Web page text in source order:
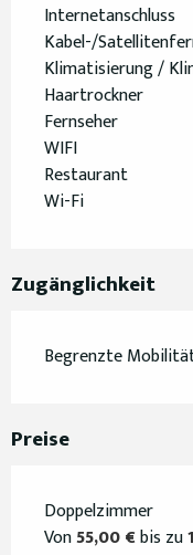
Internetanschluss
Kabel-/
Klimatisierung /
Haartrockner
Fernseher
WIFI
Restaurant
Wi-Fi
Zugänglichkeit
Begrenzte
Preise
Doppelzimmer
Von55,00 €bis zu